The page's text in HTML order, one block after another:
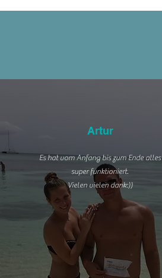
Artur
Es hat vom Anfang bis zum Ende alles
super funktioniert.
Vielen vielen dank:))